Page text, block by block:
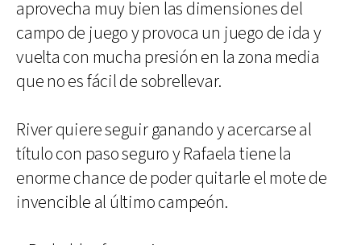
aprovecha muy bien las dimensiones del
campo de juego y provoca un juego de ida y
vuelta con mucha presión en la zona media
que no es fácil de sobrellevar.
River quiere seguir ganando y acercarse al
título con paso seguro y Rafaela tiene la
enorme chance de poder quitarle el mote de
invencible al último campeón.